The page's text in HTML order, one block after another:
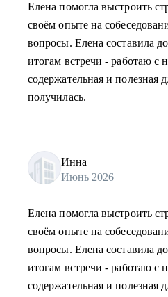
Елена помогла выстроить
своём опыте на
вопросы. Елена составила
итогам встречи - работаю с
содержательная и полезная
получилась.
Инна
Июнь 2026
Елена помогла выстроить
своём опыте на
вопросы. Елена составила
итогам встречи - работаю с
содержательная и полезная